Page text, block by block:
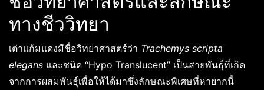
ทางชีววิทยา
เต่าแก้มแดงมีชื่อวิทยาศาสตร์ว่า Trachemys scripta
elegans และชนิด “Hypo Translucent” เป็นสายพันธุ์ที่เกิด
จากการผสมพันธุ์เพื่อให้ได้มาซึ่งลักษณะพิเศษที่หายากนี้